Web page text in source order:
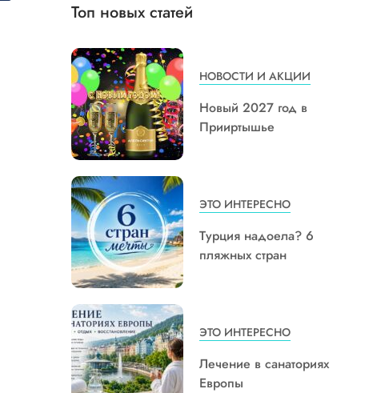
Топ новых статей
НОВОСТИ И АКЦИИ
Новый 2027 год в
Прииртышье
ЭТО ИНТЕРЕСНО
Турция надоела? 6
пляжных стран
ЭТО ИНТЕРЕСНО
Лечение в санаториях
Европы